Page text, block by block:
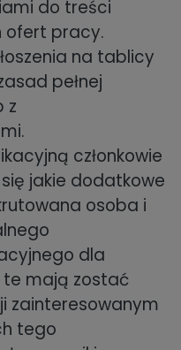
do treści
ofert pracy.
na tablicy
pełnej
z
członkowie
jakie dodatkowe
osoba i
dla
te mają zostać
zainteresowanym
tego